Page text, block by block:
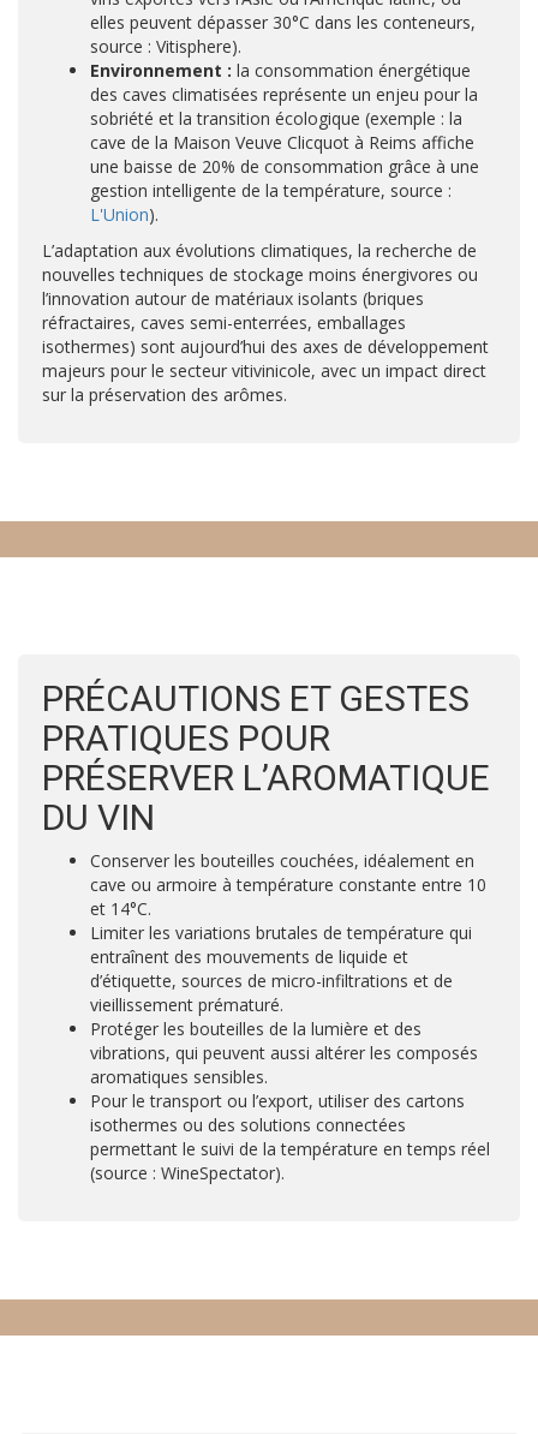
elles peuvent dépasser 30°C dans les conteneurs,
source : Vitisphere).
Environnement : la consommation énergétique
des caves climatisées représente un enjeu pour la
sobriété et la transition écologique (exemple : la
cave de la Maison Veuve Clicquot à Reims affiche
une baisse de 20% de consommation grâce à une
gestion intelligente de la température, source :
L'Union).
L’adaptation aux évolutions climatiques, la recherche de
nouvelles techniques de stockage moins énergivores ou
l’innovation autour de matériaux isolants (briques
réfractaires, caves semi-enterrées, emballages
isothermes) sont aujourd’hui des axes de développement
majeurs pour le secteur vitivinicole, avec un impact direct
sur la préservation des arômes.
PRÉCAUTIONS ET GESTES
PRATIQUES POUR
PRÉSERVER L’AROMATIQUE
DU VIN
Conserver les bouteilles couchées, idéalement en
cave ou armoire à température constante entre 10
et 14°C.
Limiter les variations brutales de température qui
entraînent des mouvements de liquide et
d’étiquette, sources de micro-infiltrations et de
vieillissement prématuré.
Protéger les bouteilles de la lumière et des
vibrations, qui peuvent aussi altérer les composés
aromatiques sensibles.
Pour le transport ou l’export, utiliser des cartons
isothermes ou des solutions connectées
permettant le suivi de la température en temps réel
(source : WineSpectator).